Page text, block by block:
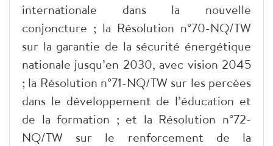
internationale dans la nouvelle
conjoncture ; la Résolution n°70-NQ/TW
sur la garantie de la sécurité énergétique
nationale jusqu’en 2030, avec vision 2045
; la Résolution n°71-NQ/TW sur les percées
dans le développement de l’éducation et
de la formation ; et la Résolution n°72-
NQ/TW sur le renforcement de la